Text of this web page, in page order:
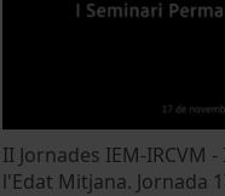
II Jornades IEM-IRCVM
l'Edat Mitjana. Jornada